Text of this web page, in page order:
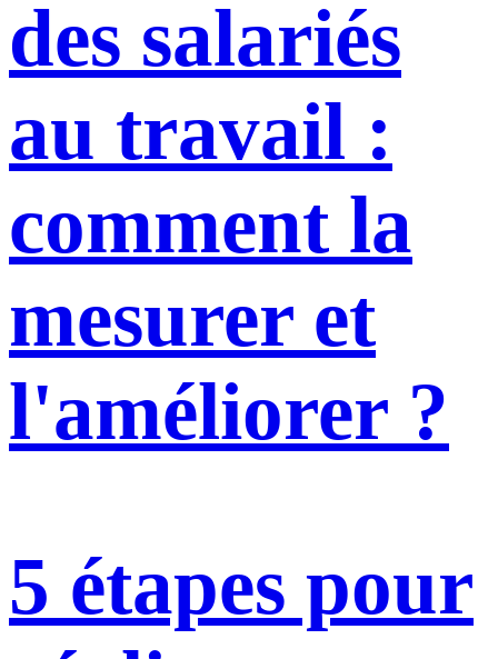
des salariés
au travail :
comment la
mesurer et
l'améliorer ?
5 étapes pour